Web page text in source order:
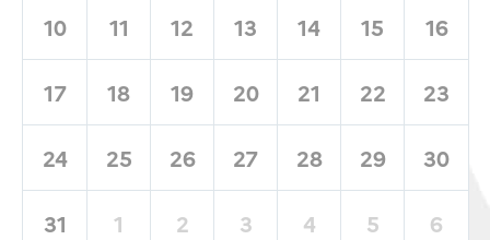
10 11 12 13 14 15 16
17 18 19 20 21 22 23
24 25 26 27 28 29 30
31 1 2 3 4 5 6